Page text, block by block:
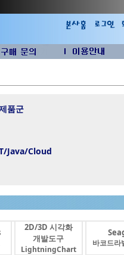
품군
Java/Cloud
2D/3D 시각화
개발도구
LightningChart
바코드라